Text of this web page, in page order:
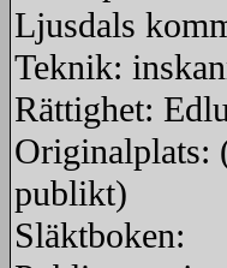
Ljusdals
Teknik:
Rättighet:
Originalplats:
publikt)
Släktboken: